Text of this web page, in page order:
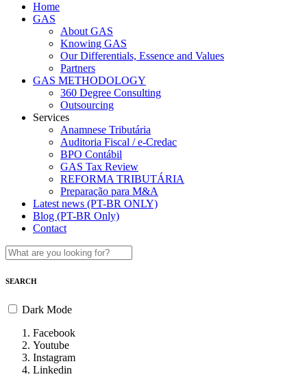
Home
GAS
About GAS
Knowing GAS
Our Differentials, Essence and Values
Partners
GAS METHODOLOGY
360 Degree Consulting
Outsourcing
Services
Anamnese Tributária
Auditoria Fiscal / e-Credac
BPO Contábil
GAS Tax Review
REFORMA TRIBUTÁRIA
Preparação para M&A
Latest news (PT-BR ONLY)
Blog (PT-BR Only)
Contact
SEARCH
Dark Mode
Facebook
Youtube
Instagram
Linkedin